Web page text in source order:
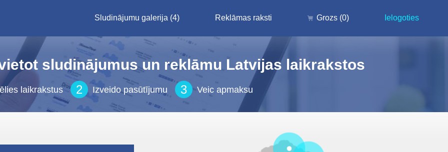
Sludinājumu galerija (4) Reklāmas raksti Grozs (0) Ielogoties
sludinājumus un reklāmu Latvijas laikrakstos
laikrakstus 2 Izveido pasūtījumu 3 Veic apmaksu